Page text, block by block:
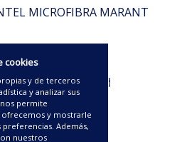
MICROFIBRA MARANT
cookies
y de terceros
y analizar sus
permite
y mostrarle
Además,
nuestros